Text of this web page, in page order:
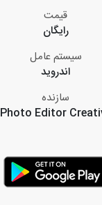
قیمت
رایگان
سیستم عامل
اندروید
سازنده
Photo Editor